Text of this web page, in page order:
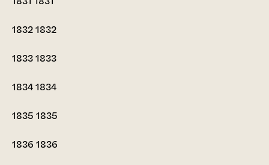
18321832
18331833
18341834
1835 1835
1836 1836